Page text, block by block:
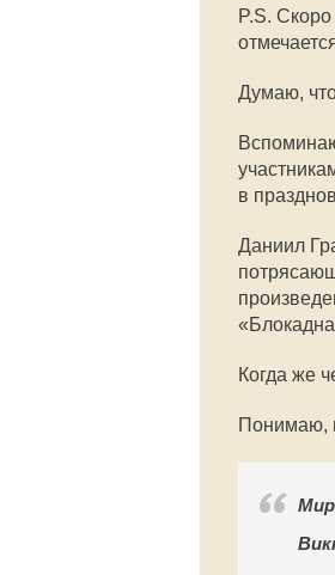
P.S.
Думаю,
в
Даниил
Когда же
Понимаю,
Мир